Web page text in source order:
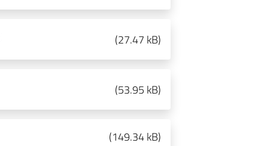
(27.47 kB)
(53.95 kB)
(149.34 kB)